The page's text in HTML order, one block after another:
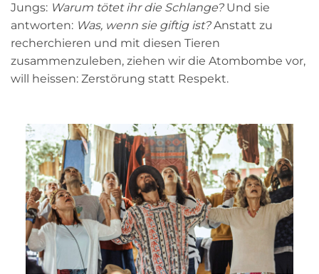
Jungs: Warum tötet ihr die Schlange? Und sie
antworten: Was, wenn sie giftig ist?Anstatt zu
recherchieren und mit diesen Tieren
zusammenzuleben, ziehen wir die Atombombe vor,
will heissen: Zerstörung statt Respekt.